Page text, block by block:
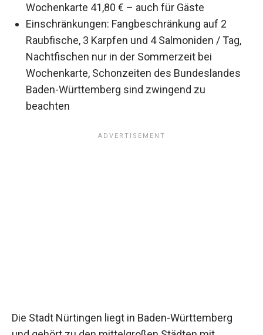
Wochenkarte 41,80 € – auch für Gäste
Einschränkungen: Fangbeschränkung auf 2
Raubfische, 3 Karpfen und 4 Salmoniden / Tag,
Nachtfischen nur in der Sommerzeit bei
Wochenkarte, Schonzeiten des Bundeslandes
Baden-Württemberg sind zwingend zu
beachten
Die Stadt Nürtingen liegt in Baden-Württemberg